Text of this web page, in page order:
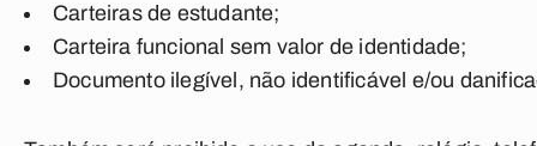
Carteiras de estudante;
Carteira funcional sem valor de identidade;
Documento ilegível, não identificável e/ou